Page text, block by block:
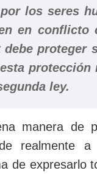
los seres
en
proteger
ley.
manera de
realmente
de expresarlo